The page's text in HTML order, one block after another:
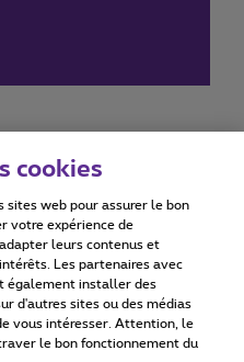
Accessibility statement
cookies
sites web pour assurer le bon
votre expérience de
leurs contenus et
Les partenaires avec
également installer des
d'autres sites ou des médias
vous intéresser. Attention, le
le bon fonctionnement du